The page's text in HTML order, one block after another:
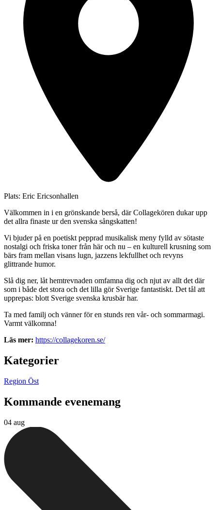
Plats: Eric Ericsonhallen
Välkommen in i en grönskande berså, där Collagekören dukar upp
det allra finaste ur den svenska sångskatten!
Vi bjuder på en poetiskt pepprad musikalisk meny fylld av sötaste
nostalgi och friska toner från här och nu – en kulturell krusning som
bärs fram mellan visans lugn, jazzens lekfullhet och revyns
glittrande humor.
Slå dig ner, låt hemtrevnaden omfamna dig och njut av allt det där
som i både det stora och det lilla gör Sverige fantastiskt. Det tål att
upprepas: blott Sverige svenska krusbär har.
Ta med familj och vänner för en stunds ren vår- och sommarmagi.
Varmt välkomna!
Läs mer: https://collagekoren.se/
Kategorier
Region Öst
Kommande evenemang
04 aug